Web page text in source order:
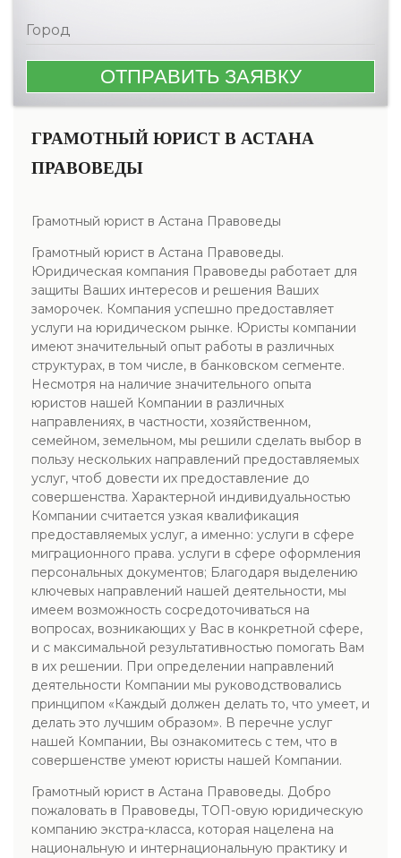
ГРАМОТНЫЙ ЮРИСТ В АСТАНА
ПРАВОВЕДЫ
Грамотный юрист в Астана Правоведы
Грамотный юрист в Астана Правоведы.
Юридическая компания Правоведы работает для
защиты Ваших интересов и решения Ваших
заморочек. Компания успешно предоставляет
услуги на юридическом рынке. Юристы компании
имеют значительный опыт работы в различных
структурах, в том числе, в банковском сегменте.
Несмотря на наличие значительного опыта
юристов нашей Компании в различных
направлениях, в частности, хозяйственном,
семейном, земельном, мы решили сделать выбор в
пользу нескольких направлений предоставляемых
услуг, чтоб довести их предоставление до
совершенства. Характерной индивидуальностью
Компании считается узкая квалификация
предоставляемых услуг, а именно: услуги в сфере
миграционного права. услуги в сфере оформления
персональных документов; Благодаря выделению
ключевых направлений нашей деятельности, мы
имеем возможность сосредоточиваться на
вопросах, возникающих у Вас в конкретной сфере,
и с максимальной результативностью помогать Вам
в их решении. При определении направлений
деятельности Компании мы руководствовались
принципом «Каждый должен делать то, что умеет, и
делать это лучшим образом». В перечне услуг
нашей Компании, Вы ознакомитесь с тем, что в
совершенстве умеют юристы нашей Компании.
Грамотный юрист в Астана Правоведы. Добро
пожаловать в Правоведы, ТОП-овую юридическую
компанию экстра-класса, которая нацелена на
национальную и интернациональную практику и